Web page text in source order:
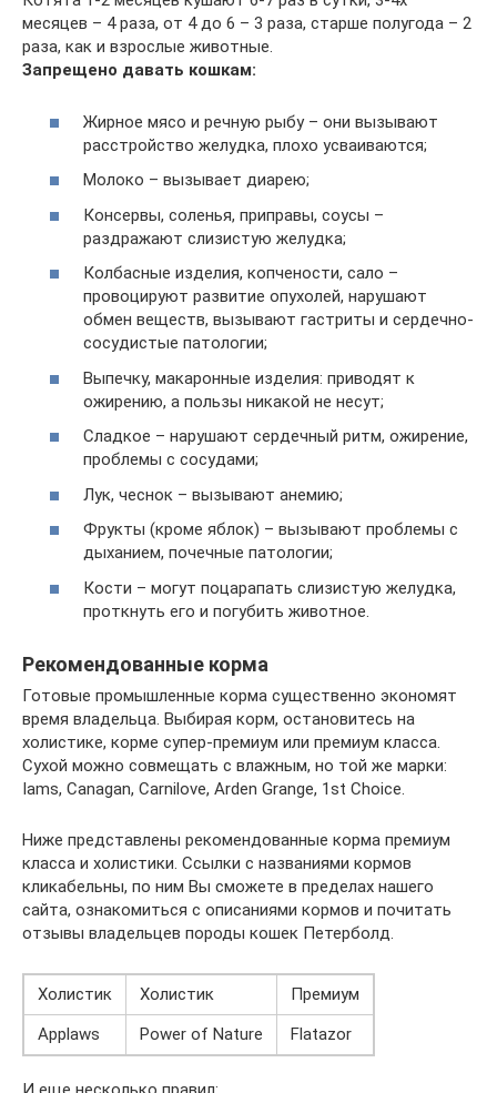
месяцев – 4 раза, от 4 до 6 – 3 раза, старше полугода – 2
раза, как и взрослые животные.
Запрещено давать кошкам:
Жирное мясо и речную рыбу – они вызывают
расстройство желудка, плохо усваиваются;
Молоко – вызывает диарею;
Консервы, соленья, приправы, соусы –
раздражают слизистую желудка;
Колбасные изделия, копчености, сало –
провоцируют развитие опухолей, нарушают
обмен веществ, вызывают гастриты и сердечно-
сосудистые патологии;
Выпечку, макаронные изделия: приводят к
ожирению, а пользы никакой не несут;
Сладкое – нарушают сердечный ритм, ожирение,
проблемы с сосудами;
Лук, чеснок – вызывают анемию;
Фрукты (кроме яблок) – вызывают проблемы с
дыханием, почечные патологии;
Кости – могут поцарапать слизистую желудка,
проткнуть его и погубить животное.
Рекомендованные корма
Готовые промышленные корма существенно экономят
время владельца. Выбирая корм, остановитесь на
холистике, корме супер-премиум или премиум класса.
Сухой можно совмещать с влажным, но той же марки:
Iams, Canagan, Carnilove, Arden Grange, 1st Choice.
Ниже представлены рекомендованные корма премиум
класса и холистики. Ссылки с названиями кормов
кликабельны, по ним Вы сможете в пределах нашего
сайта, ознакомиться с описаниями кормов и почитать
отзывы владельцев породы кошек Петерболд.
Холистик Холистик
Премиум
Applaws
Power of Nature Flatazor